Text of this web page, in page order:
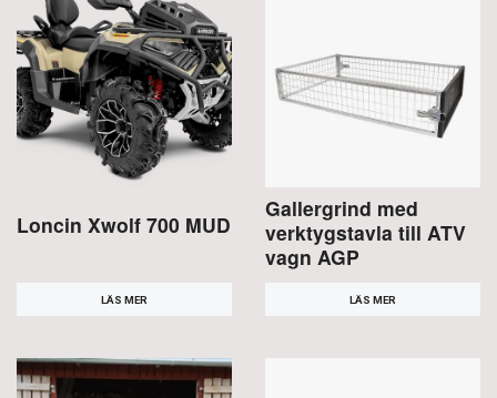
Loncin Xwolf 700 MUD
LÄS MER
Gallergrind med
verktygstavla till ATV
vagn AGP
LÄS MER